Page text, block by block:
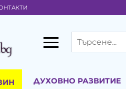
ДУХОВНО РАЗВИТИЕ